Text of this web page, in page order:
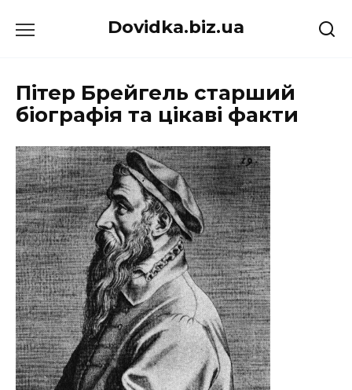
до
Dovidka.biz.ua
Пітер Брейгель старший
біографія та цікаві факти